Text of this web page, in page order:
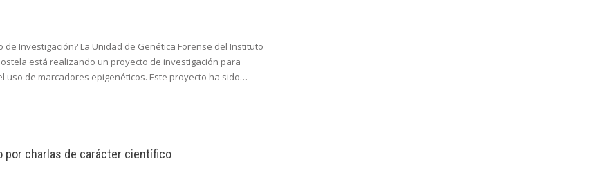
Investigación? La Unidad de Genética Forense del Instituto
está realizando un proyecto de investigación para
uso de marcadores epigenéticos. Este proyecto ha sido…
por charlas de carácter científico